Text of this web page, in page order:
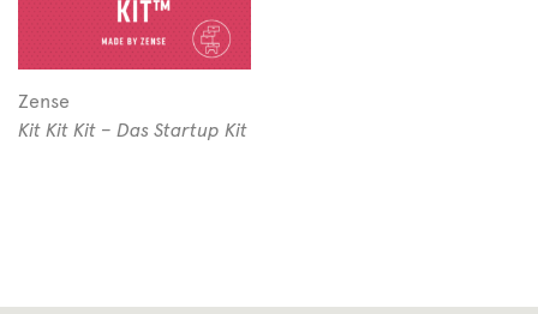
Zense
Kit Kit Kit – Das Startup Kit